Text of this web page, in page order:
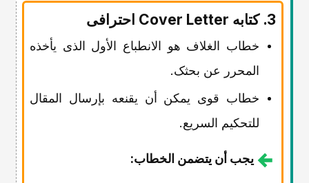
3. کتابه Cover Letter احترافی
خطاب الغلاف هو الانطباع الأول الذی یأخذه
المحرر عن بحثک.
خطاب قوی یمکن أن یقنعه بإرسال المقال
للتحکیم السریع.
یجب أن یتضمن الخطاب: